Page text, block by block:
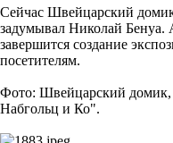
Сейчас Швейцарский
задумывал Николай Бенуа.
завершится создание
посетителям.
Фото: Швейцарский домик,
Набгольц и Ко".